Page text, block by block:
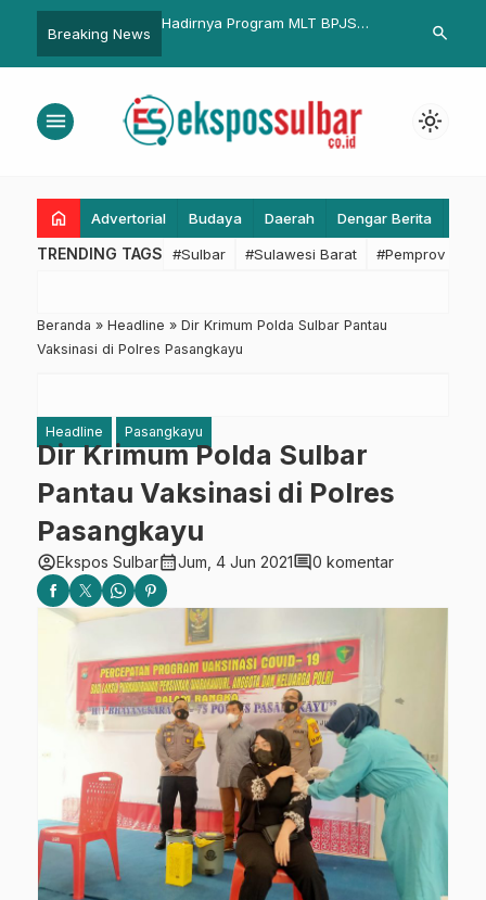
Breaking News
Maddareski
Rumah Layak Huni
Bukan Lagi Hal Rumit
Penamatan Pesantren Nuhiyah
Beri Bantuan dan Biayai Siswa
BPKPD
2025,
search
menu light_mode
home Advertorial Budaya Daerah Dengar Berita
TRENDING TAGS #Sulbar #Sulawesi Barat #Pemprov
Beranda » Headline » Dir Krimum Polda Sulbar Pantau
Vaksinasi di Polres Pasangkayu
Headline Pasangkayu
Dir Krimum Polda Sulbar
Pantau Vaksinasi di Polres
Pasangkayu
account_circleEkspos Sulbarcalendar_monthJum, 4 Jun 2021comment0 komentar